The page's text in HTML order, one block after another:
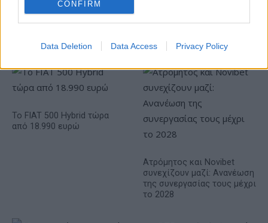
CONFIRM
Data Deletion Data Access Privacy Policy
Η Chery επενδύει 75 εκατ. δολάρια στην KG Mobility
Το FIAT 500 Hybrid τώρα
από 18.990 ευρώ
Ατρόμητος και Novibet
συνεχίζουν μαζί: Ανανέωση
της συνεργασίας τους μέχρι
το 2028